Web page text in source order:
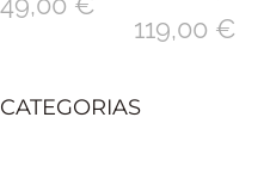
119,00 €
CATEGORIAS